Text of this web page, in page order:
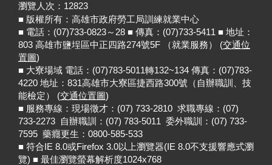
瀏覽人次： 12823
■ 版權所有：高雄市政府勞工局訓練就業中心
■ 電話：(07)733-0823～28 ■ 傳真：(07)733-5411 ■ 地址：
803 高雄市鹽埕區中正四路274號5F （就業服務） (交通位
置圖)
■ 大寮場域 電話：(07)783-5011轉132~134 傳真：(07)783-
4220 地址：831高雄市大寮區捷西路300號（自辦職訓、技
能檢定） (交通位置圖)
■ 服務專線：現場徵才：(07) 733-2810 求職專線：(07)
733-2273 自辦職訓：(07) 783-5011 委外職訓：(07) 733-
7595 藥癮更生：0800-585-533
■ 符合IE 8.0或Firefox 3.0以上瀏覽器(IE 8.0不支援響應式瀏
覽) ■ 最佳瀏覽螢幕解析度1024x768